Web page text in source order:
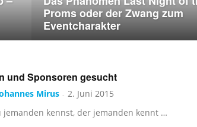
Proms oder der Zwang zum
Eventcharakter
und Sponsoren gesucht
Mirus - 2. Juni 2015
jemanden kennst, der jemanden kennt …